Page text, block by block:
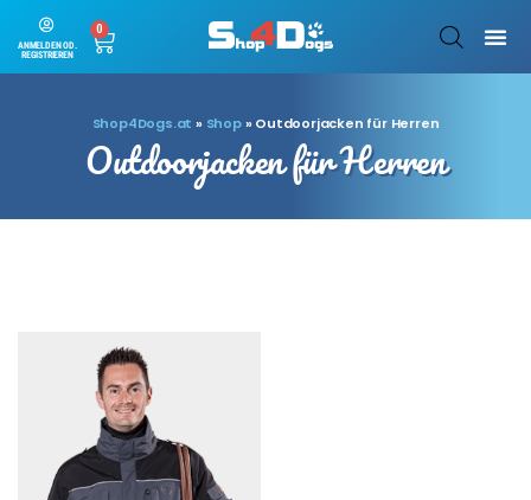
ANMELDEN OD.
REGISTRIEREN
0
Shop4Dogs.at » Shop» Outdoorjacken für Herren
Outdoorjacken für Herren